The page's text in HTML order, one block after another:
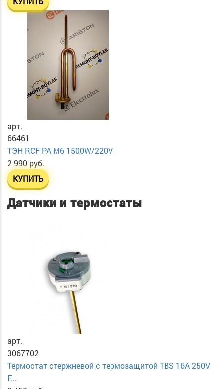
арт.
66461
ТЭН RСF PA М6 1500W/220V
2 990 руб.
КУПИТЬ
Датчики и термостаты
арт.
3067702
Термостат стержневой с термозащитой TBS 16A 250V
F...